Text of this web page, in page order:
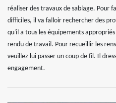
réaliser des travaux de sablage. Pour
difficiles, il va falloir rechercher des
qu'il a tous les équipements
rendu de travail. Pour recueillir les
veuillez lui passer un coup de fil. Il
engagement.